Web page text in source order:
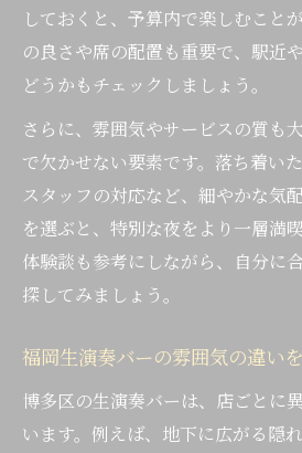
しておくと、予算内で楽しむこと
の良さや席の配置も重要で、駅近
どうかもチェックしましょう。
さらに、雰囲気やサービスの質も
で欠かせない要素です。落ち着い
スタッフの対応など、細やかな気
を選ぶと、特別な夜をより一層満
体験談も参考にしながら、自分に
探してみましょう。
福岡生演奏バーの雰囲気の違い
博多区の生演奏バーは、店ごとに
います。例えば、地下に広がる隠